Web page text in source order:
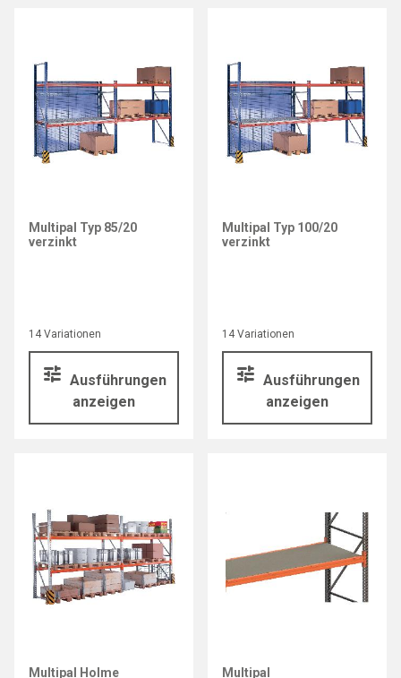
14 Variationen
Ausführungen
anzeigen
Multipal Typ 85/20
verzinkt
14 Variationen
Ausführungen
anzeigen
Multipal Typ 100/20
verzinkt
Multipal Holme
Multipal